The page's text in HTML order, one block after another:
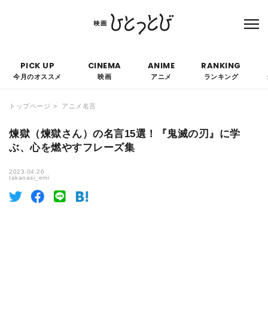
て優遇されることはありません。
PICK UP
今月のオススメ
CINEMA
映画
ANIME
アニメ
RANKING
ランキング
トップページ アニメ名言
煉獄（煉獄さん）の名言15選！『鬼滅の刃』に学
ぶ、心を燃やすフレーズ集
2023.04.26
takanasi_emi